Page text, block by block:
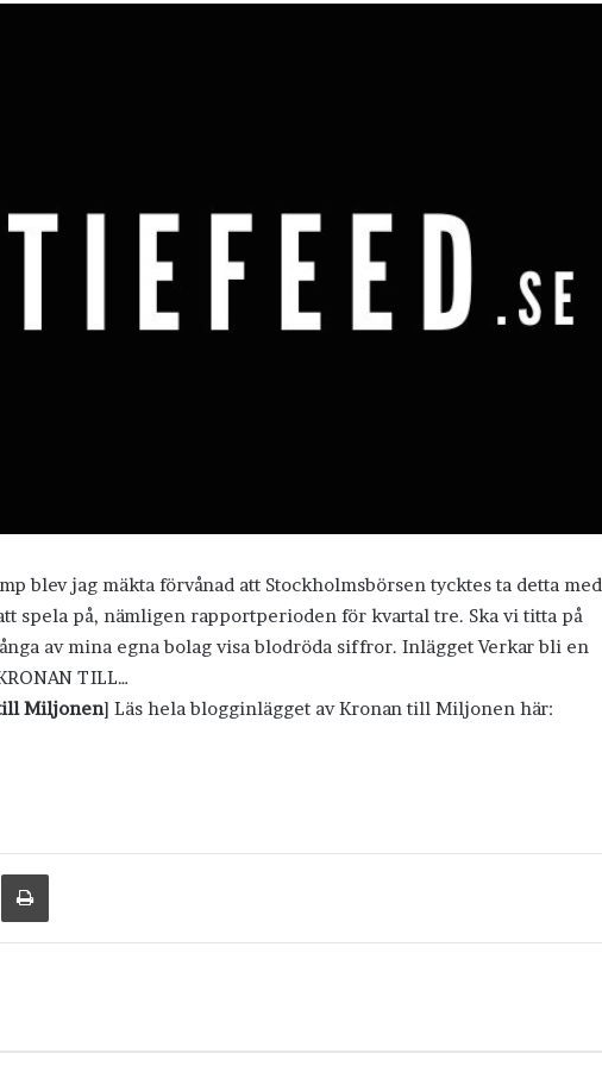
blev jag mäkta förvånad att Stockholmsbörsen tycktes ta detta med
spela på, nämligen rapportperioden för kvartal tre. Ska vi titta på
av mina egna bolag visa blodröda siffror. Inlägget Verkar bli en
TILL…
Miljonen] Läs hela blogginlägget av Kronan till Miljonen här:
via e-post Skriv ut